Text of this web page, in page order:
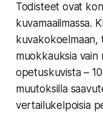
Todisteet ovat
kuvamaailmassa.
kuvakokoelmaan,
muokkauksia
opetuskuvista –
muutoksilla
vertailukelpoisia